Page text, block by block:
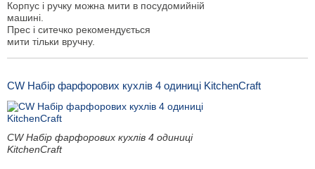
Корпус і ручку можна мити в посудомийній
машині.
Прес і ситечко рекомендується
мити тільки вручну.
CW Набір фарфорових кухлів 4 одиниці KitchenCraft
CW Набір фарфорових кухлів 4 одиниці
KitchenCraft